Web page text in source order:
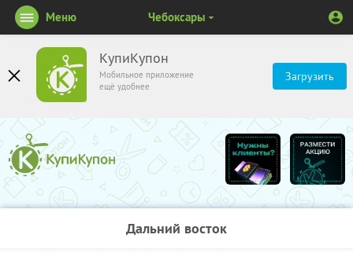
КупиКупон
Мобильное приложение
ещё удобнее
Загрузить
Меню Чебоксары
Дальний восток